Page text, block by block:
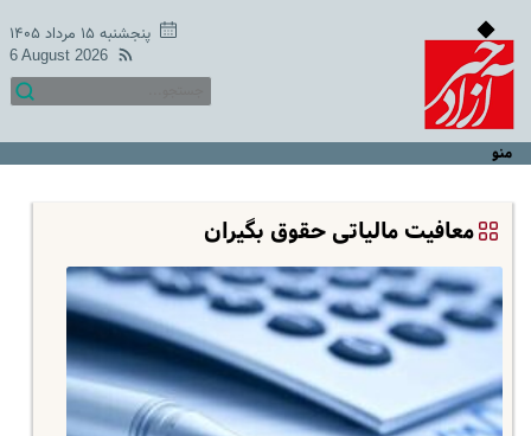
پنجشنبه ۱۵ مرداد ۱۴۰۵
6 August 2026
منو
معافیت مالیاتی حقوق بگیران